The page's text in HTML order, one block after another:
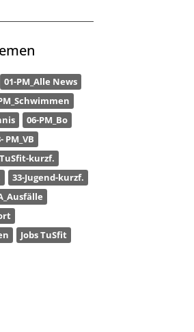
01-PM_Alle News
06-PM_Bo
PM_VB
kurzf.
33-Jugend-kurzf.
Jobs TuSfit